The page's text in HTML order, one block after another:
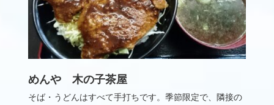
めんや 木の子茶屋
そば・うどんはすべて手打ちです。季節限定で、隣接の